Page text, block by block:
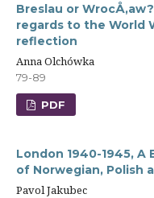
Breslau or
regards to the World
reflection
Anna Olchówka
79-89
PDF
London 1940-1945, A
of Norwegian, Polish
Pavol Jakubec